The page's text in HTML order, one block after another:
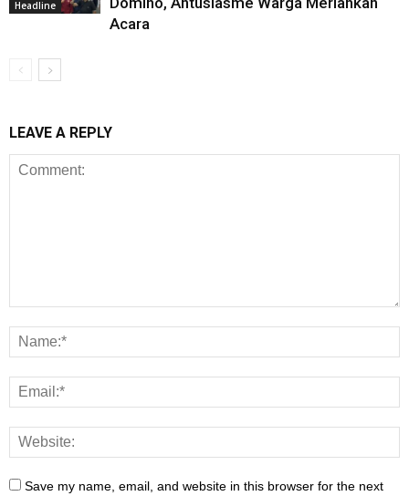
Headline
Acara
LEAVE A REPLY
Save my name, email, and website in this browser for the next